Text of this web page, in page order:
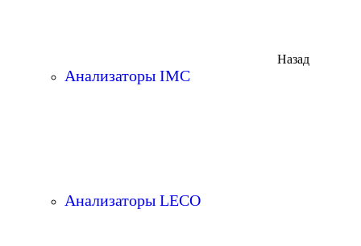
Назад
Анализаторы IMC
Анализаторы LECO